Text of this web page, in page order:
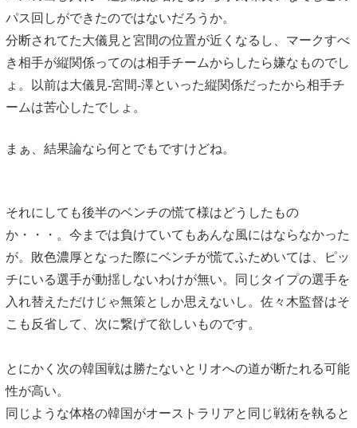
パス回しができたのではないだろうか。
分断されてた大儀見と宮間の位置が近くなるし、マークすべ
き相手が縦関係ってのは相手チームからしたら嫌なものでし
ょ。以前は大儀見-宮間-澤といった縦関係だったから相手チ
ームは苦心したでしょ。
まぁ、結果論なら何とでもですけどね。
それにしても後半のベンチの慌て様はどうしたもの
か・・・。今までは負けていてもあんな風にはならなかった
が。敗色濃厚となった際にベンチが慌てふためいては、ピッ
チにいる選手が動揺しないわけが無い。同じタイプの選手を
入れ替えただけじゃ無策としか思えないし。佐々木監督はそ
こも反省して、次に繋げて欲しいものです。
とにかく次の韓国戦は勝たないとリオへの道が断たれる可能
性が高い。
同じような体格の韓国がオーストラリアと同じ戦術を執ると